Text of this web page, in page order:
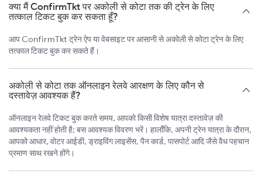
क्या मैं ConfirmTkt पर अकोली से कोटा तक की ट्रेन के लिए
तत्काल टिकट बुक कर सकता हूँ?
आप ConfirmTkt ट्रेन ऐप या वेबसाइट पर आसानी से अकोली से कोटा ट्रेन के लिए
तत्काल टिकट बुक कर सकते हैं।
अकोली से कोटा तक ऑनलाइन रेलवे आरक्षण के लिए कौन से
दस्तावेज़ आवश्यक हैं?
ऑनलाइन रेलवे टिकट बुक करते समय, आपको किसी विशेष यात्रा दस्तावेज़ की
आवश्यकता नहीं होती है; बस आवश्यक विवरण भरें। हालाँकि, अपनी ट्रेन यात्रा के दौरान,
आपको आधार, वोटर आईडी, ड्राइविंग लाइसेंस, पैन कार्ड, पासपोर्ट आदि जैसे वैध पहचान
प्रमाण साथ रखने होंगे।